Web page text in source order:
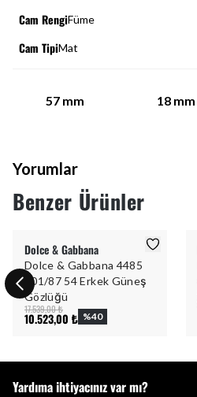
Cam RengiFüme
Cam TipiMat
57 mm 18 mm
Yorumlar
Benzer Ürünler
Dolce & Gabbana
Dolce & Gabbana 4485
501/87 54 Erkek Güneş
Gözlüğü
17.539,00 ₺
10.523,00 ₺ %40
Yardıma ihtiyacınız var mı?